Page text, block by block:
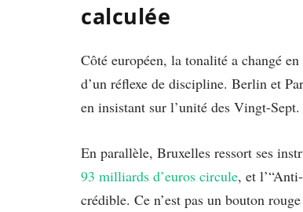
calculée
Côté européen, la tonalité a changé
d’un réflexe de discipline. Berlin et
en insistant sur l’unité des Vingt-Sept.
En parallèle, Bruxelles ressort ses
93 milliards d’euros circule, et
crédible. Ce n’est pas un bouton